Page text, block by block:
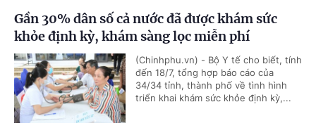
Gần 30% dân số cả nước đã được khám sức
khỏe định kỳ, khám sàng lọc miễn phí
(Chinhphu.vn) - Bộ Y tế cho biết, tính
đến 18/7, tổng hợp báo cáo của
34/34 tỉnh, thành phố về tình hình
triển khai khám sức khỏe định kỳ,...